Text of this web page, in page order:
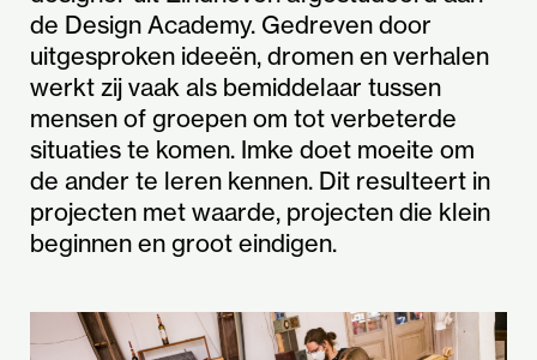
de Design Academy. Gedreven door
uitgesproken ideeën, dromen en verhalen
werkt zij vaak als bemiddelaar tussen
mensen of groepen om tot verbeterde
situaties te komen. Imke doet moeite om
de ander te leren kennen. Dit resulteert in
projecten met waarde, projecten die klein
beginnen en groot eindigen.